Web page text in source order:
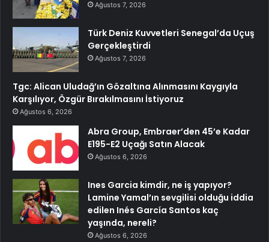
Ağustos 7, 2026
Türk Deniz Kuvvetleri Senegal’da Uçuş
Gerçekleştirdi
Ağustos 7, 2026
Tgc: Alican Uludağ’ın Gözaltına Alınmasını Kaygıyla
Karşılıyor, Özgür Bırakılmasını İstiyoruz
Ağustos 6, 2026
Abra Group, Embraer’den 45’e Kadar
E195-E2 Uçağı Satın Alacak
Ağustos 6, 2026
Ines Garcia kimdir, ne iş yapıyor?
Lamine Yamal’ın sevgilisi olduğu iddia
edilen Inés García Santos kaç
yaşında, nereli?
Ağustos 6, 2026